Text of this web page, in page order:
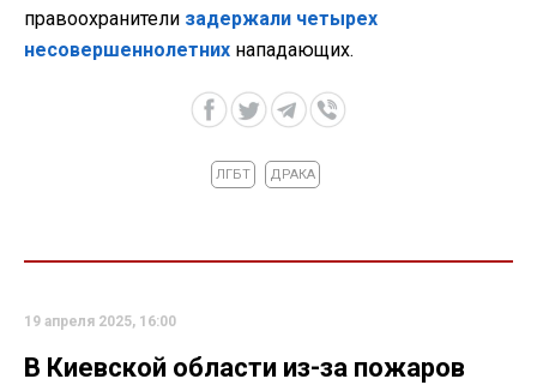
правоохранители задержали четырех
несовершеннолетних нападающих.
ЛГБТ ДРАКА
19 апреля 2025, 16:00
В Киевской области из-за пожаров